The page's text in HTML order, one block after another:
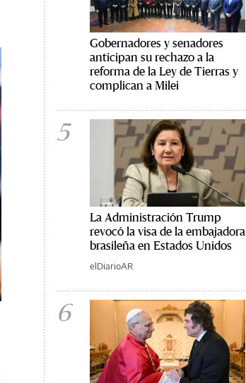
Gobernadores y senadores
anticipan su rechazo a la
reforma de la Ley de Tierras y
complican a Milei
5
La Administración Trump
revocó la visa de la embajadora
brasileña en Estados Unidos
elDiarioAR
6